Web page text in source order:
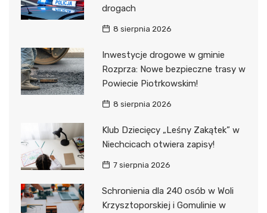
drogach
8 sierpnia 2026
Inwestycje drogowe w gminie
Rozprza: Nowe bezpieczne trasy w
Powiecie Piotrkowskim!
8 sierpnia 2026
Klub Dziecięcy „Leśny Zakątek” w
Niechcicach otwiera zapisy!
7 sierpnia 2026
Schronienia dla 240 osób w Woli
Krzysztoporskiej i Gomulinie w